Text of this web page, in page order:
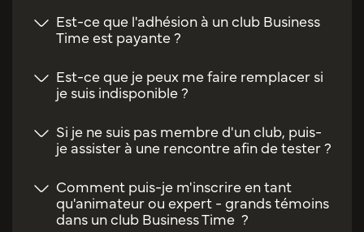
Est-ce que l'adhésion à un club Business
Time est payante ?
Est-ce que je peux me faire remplacer si
je suis indisponible ?
Si je ne suis pas membre d'un club, puis-
je assister à une rencontre afin de tester ?
Comment puis-je m'inscrire en tant
qu'animateur ou expert - grands témoins
dans un club Business Time ?